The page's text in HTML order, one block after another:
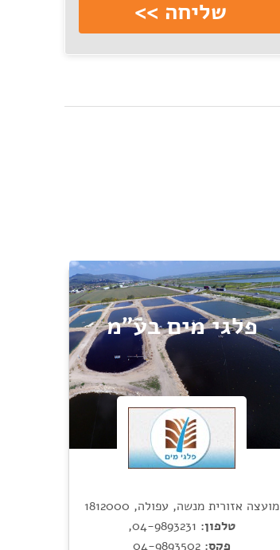
פלגי מים בע"מ
מועצה אזורית מנשה, עפולה, 1812000
טלפון: 04-9893231
,
פקס: 04-9893502